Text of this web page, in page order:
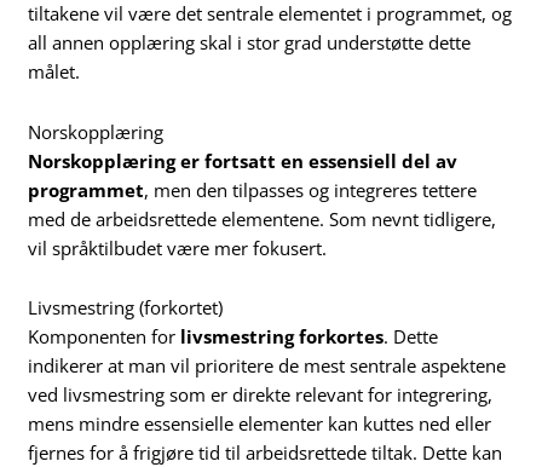
tiltakene vil være det sentrale elementet i programmet, og
all annen opplæring skal i stor grad understøtte dette
målet.
Norskopplæring
Norskopplæring er fortsatt en essensiell del av
programmet, men den tilpasses og integreres tettere
med de arbeidsrettede elementene. Som nevnt tidligere,
vil språktilbudet være mer fokusert.
Livsmestring (forkortet)
Komponenten for livsmestring forkortes. Dette
indikerer at man vil prioritere de mest sentrale aspektene
ved livsmestring som er direkte relevant for integrering,
mens mindre essensielle elementer kan kuttes ned eller
fjernes for å frigjøre tid til arbeidsrettede tiltak. Dette kan